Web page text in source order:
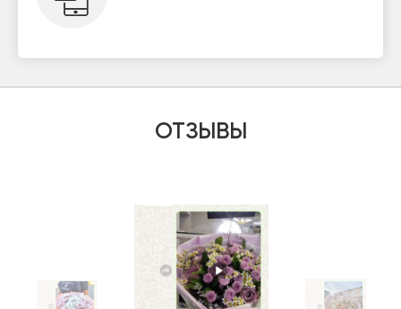
ОТЗЫВЫ